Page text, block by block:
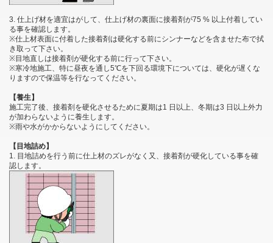
3. 仕上げ材を適宜はがして、仕上げ材の裏面に接着剤が75 % 以上付着してい
る事を確認します。
※仕上材表面に付着した接着剤は硬化する前にシンナーなどを含ませた布で拭
き取って下さい。
※目地直しは接着剤が硬化する前に行って下さい。
※寒冷地施工、特に昼夜を通し5℃を下回る環境下については、硬化が遅くな
りますので保温等を行なってください。
【養生】
施工完了後、接着剤を硬化させるために夏期は1 日以上、冬期は3 日以上外力
が加わらないように養生します。
※雨や水がかからないようにしてください。
【目地詰め】
1. 目地詰めを行う前に仕上材のズレがなく又、接着剤が硬化している事を確
認します。